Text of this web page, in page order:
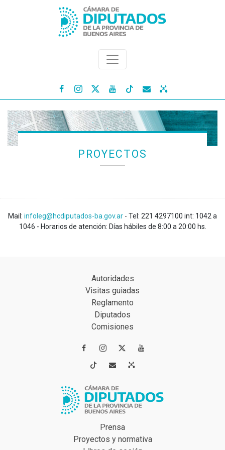
   
PROYECTOS
Mail: infoleg@hcdiputados-ba.gov.ar - Tel: 221 4297100 int: 1042 a
1046 - Horarios de atención: Días hábiles de 8:00 a 20:00 hs.
Autoridades
Visitas guiadas
Reglamento
Diputados
Comisiones
 
 
Prensa
Proyectos y normativa